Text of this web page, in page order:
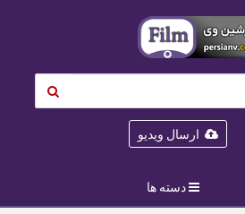
ارسال ویدیو
دسته ها